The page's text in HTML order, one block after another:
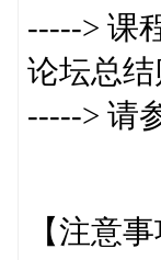
-----> 课
论坛总结
-----> 请
【注意事